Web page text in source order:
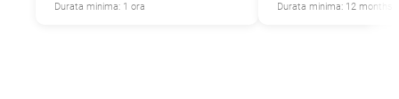
Durata minima: 1 ora
Durata minima: 12 months